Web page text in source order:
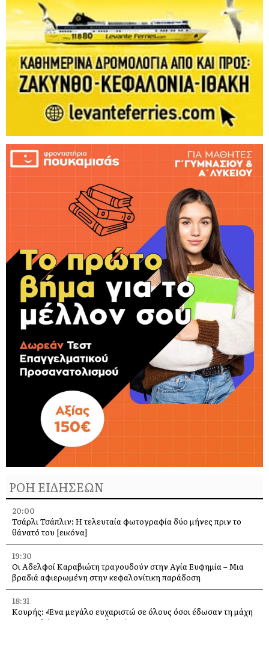
ΡΟΗ ΕΙΔΗΣΕΩΝ
20:00
Τσάρλι Τσάπλιν: Η τελευταία φωτογραφία δύο μήνες πριν το
θάνατό του [εικόνα]
19:30
Οι Αδελφοί Καραβιώτη τραγουδούν στην Αγία Ευφημία – Μια
βραδιά αφιερωμένη στην κεφαλονίτικη παράδοση
18:31
Κουρής: «Ένα μεγάλο ευχαριστώ σε όλους όσοι έδωσαν τη μάχη
με τις φλόγες στην Κεφαλονιά»